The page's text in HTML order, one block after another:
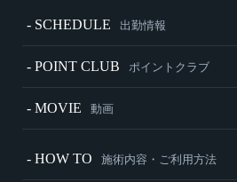
- SCHEDULE 出勤情報
- POINT CLUB ポイントクラブ
- MOVIE 動画
- HOW TO 施術内容・ご利用方法